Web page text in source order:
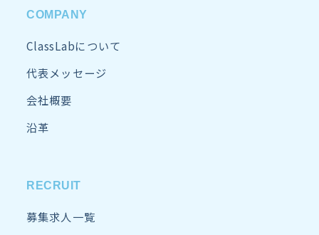
COMPANY
ClassLabについて
代表メッセージ
会社概要
沿革
RECRUIT
募集求人一覧